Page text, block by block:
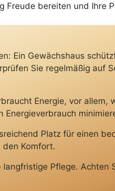
Freude bereiten und
Ein Gewächshaus
Sie regelmäßig auf
Energie, vor
Energieverbrauch
Platz für einen
den Komfort.
Pflege.